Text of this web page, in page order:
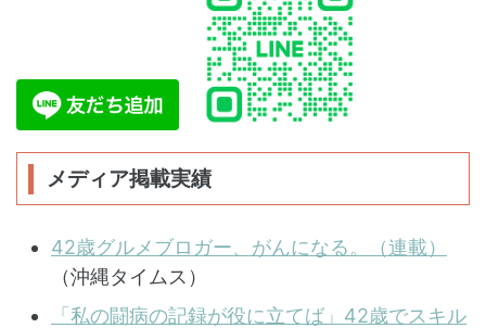
メディア掲載実績
42歳グルメブロガー、がんになる。（連載）
（沖縄タイムス）
「私の闘病の記録が役に立てば」42歳でスキル